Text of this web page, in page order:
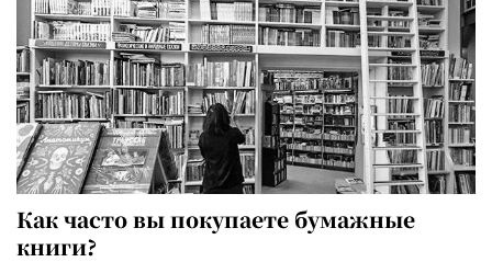
Как часто вы покупаете бумажные
книги?